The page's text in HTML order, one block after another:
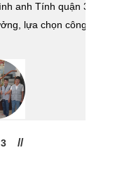
Tính quận 3.
chọn công ty